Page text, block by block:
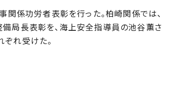
関係功労者表彰を行った。柏崎関係では、
局長表彰を、海上安全指導員の池谷薫さ
れ受けた。